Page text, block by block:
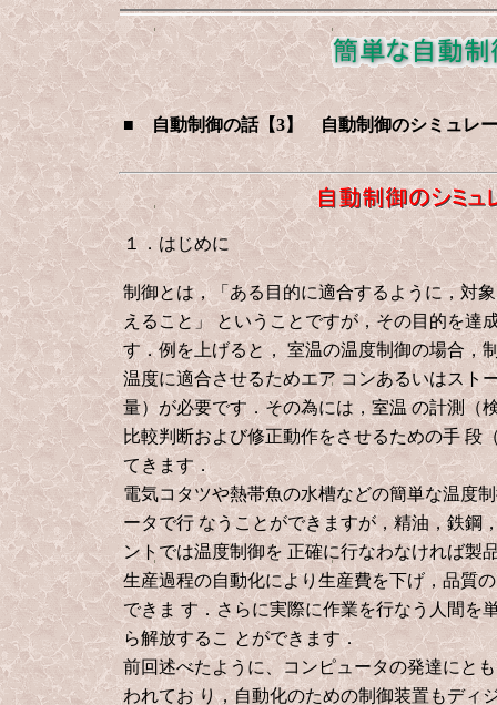
■ 自動制御の話【3】 自動制御のシミュレ
１．はじめに
制御とは，「ある目的に適合するように，対
えること」
ということですが，その目的を達
す．例を上げると，
室温の温度制御の場合，
温度に適合させるためエア コンあるいはスト
量）が必要です．その為には，室温 の計測（
比較判断および修正動作をさせるための手 段
てきます．
電気コタツや熱帯魚の水槽などの簡単な温度
ータで行 なうことができますが，精油，鉄鋼
ントでは温度制御を 正確に行なわなければ製
生産過程の自動化により生産費を下げ，品質
できま す．さらに実際に作業を行なう人間を
ら解放するこ とができます．
前回述べたように、コンピュータの発達にと
われてお り，自動化のための制御装置もディ